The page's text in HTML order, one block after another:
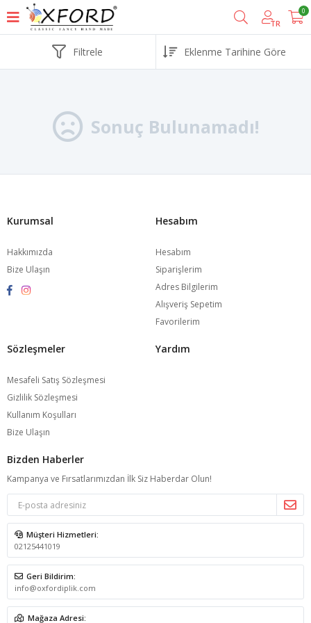
TR
0
Filtrele
Sonuç Bulunamadı!
Kurumsal
Hakkımızda
Bize Ulaşın
Hesabım
Hesabım
Siparişlerim
Adres Bilgilerim
Alışveriş Sepetim
Favorilerim
Sözleşmeler
Mesafeli Satış Sözleşmesi
Gizlilik Sözleşmesi
Kullanım Koşulları
Bize Ulaşın
Yardım
Bizden Haberler
Kampanya ve Fırsatlarımızdan İlk Siz Haberdar Olun!
Müşteri Hizmetleri:
02125441019
Geri Bildirim:
info@oxfordiplik.com
Mağaza Adresi: